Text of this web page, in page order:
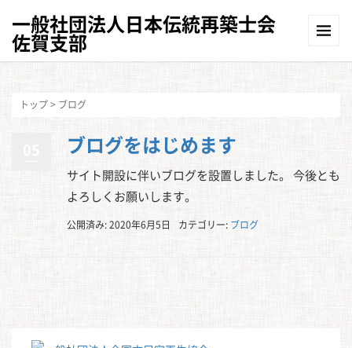
一般社団法人日本伝統再築士会
佐賀支部
トップ> ブログ
ブログをはじめます
サイト開設に伴いブログを設置しました。 今後とも
よろしくお願いします。
公開済み: 2020年6月5日 カテゴリー: ブログ